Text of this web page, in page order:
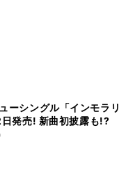
ーシングル「インモラリ
発売! 新曲初披露も!?